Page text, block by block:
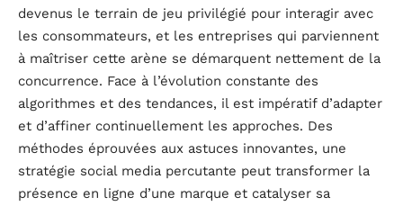
devenus le terrain de jeu privilégié pour interagir avec
les consommateurs, et les entreprises qui parviennent
à maîtriser cette arène se démarquent nettement de la
concurrence. Face à l’évolution constante des
algorithmes et des tendances, il est impératif d’adapter
et d’affiner continuellement les approches. Des
méthodes éprouvées aux astuces innovantes, une
stratégie social media percutante peut transformer la
présence en ligne d’une marque et catalyser sa